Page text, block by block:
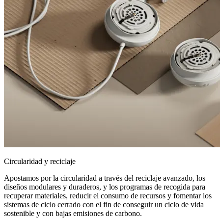
Circularidad y reciclaje
Apostamos por la circularidad a través del reciclaje avanzado, los
diseños modulares y duraderos, y los programas de recogida para
recuperar materiales, reducir el consumo de recursos y fomentar los
sistemas de ciclo cerrado con el fin de conseguir un ciclo de vida
sostenible y con bajas emisiones de carbono.